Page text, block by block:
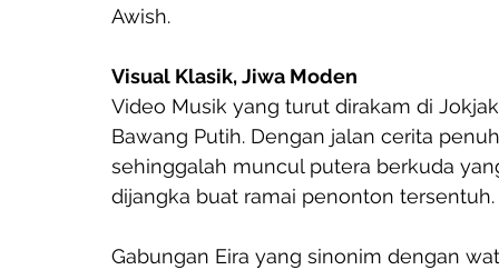
Awish.
Visual Klasik, Jiwa Moden
Video Musik yang turut dirakam di
Bawang Putih. Dengan jalan cerita
sehinggalah muncul putera berkuda
dijangka buat ramai penonton tersentuh.
Gabungan Eira yang sinonim dengan